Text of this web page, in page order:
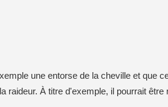
une entorse de la cheville et que
À titre d'exemple, il pourrait